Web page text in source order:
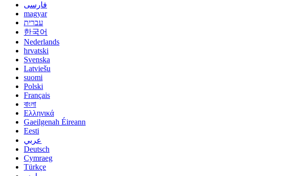
فارسی
magyar
עברית
한국어
Nederlands
hrvatski
Svenska
Latviešu
suomi
Polski
Français
বাংলা
Ελληνικά
Gaeilgenah Éireann
Eesti
عربي
Deutsch
Cymraeg
Türkçe